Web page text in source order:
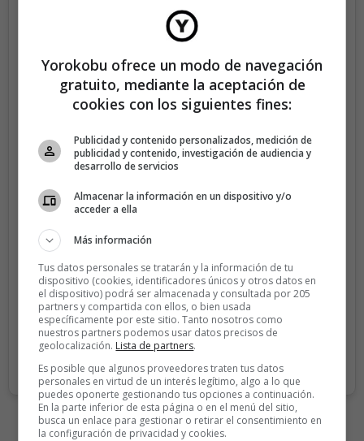
35€/año
Recibe 4 números de la revista Yorokobu.
Accede al contenido exclusivo de Yorokobu.
Recibe newsletters con contenido exclusivo para
Sin compromiso de permanencia. Recibe en casa los
cuatro números que publicamos cada año.
Precio para la península y Baleares.
SUSCRIBIRME
Yorokobu ofrece un modo de navegación
gratuito, mediante la aceptación de
cookies con los siguientes fines:
Publicidad y contenido personalizados, medición de
publicidad y contenido, investigación de audiencia y
desarrollo de servicios
Almacenar la información en un dispositivo y/o
acceder a ella
Más información
Tus datos personales se tratarán y la información de tu
dispositivo (cookies, identificadores únicos y otros datos en
el dispositivo) podrá ser almacenada y consultada por 205
partners y compartida con ellos, o bien usada
específicamente por este sitio. Tanto nosotros como
nuestros partners podemos usar datos precisos de
geolocalización. Lista de partners.
Es posible que algunos proveedores traten tus datos
personales en virtud de un interés legítimo, algo a lo que
puedes oponerte gestionando tus opciones a continuación.
En la parte inferior de esta página o en el menú del sitio,
busca un enlace para gestionar o retirar el consentimiento en
la configuración de privacidad y cookies.